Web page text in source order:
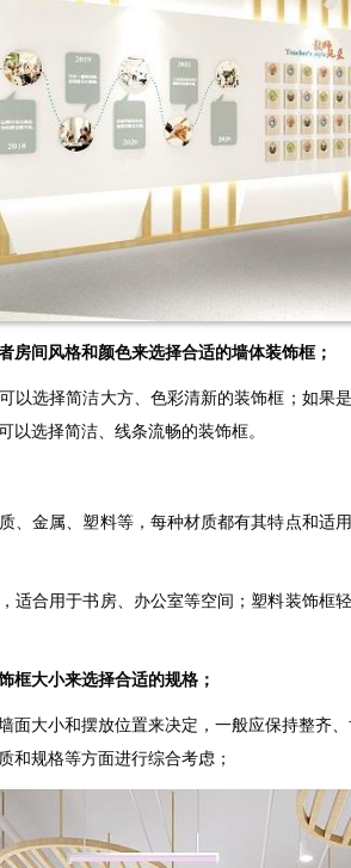
房间风格和颜色来选择合适的墙体装饰框；
以选择简洁大方、色彩清新的装饰框；如果
以选择简洁、线条流畅的装饰框。
、金属、塑料等，每种材质都有其特点和适
适合用于书房、办公室等空间；塑料装饰框
框大小来选择合适的规格；
面大小和摆放位置来决定，一般应保持整齐
和规格等方面进行综合考虑；